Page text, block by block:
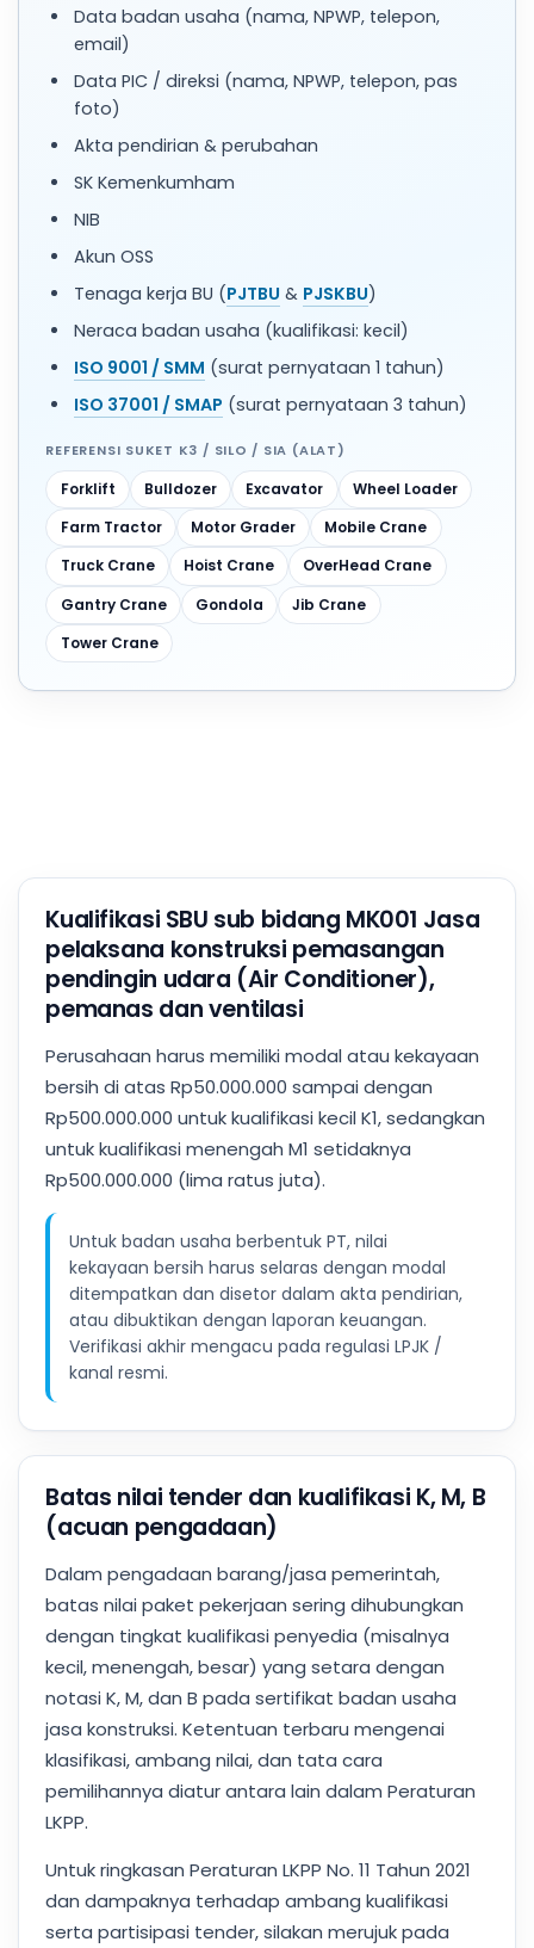
Data badan usaha (nama, NPWP, telepon,
email)
Data PIC / direksi (nama, NPWP, telepon, pas
foto)
Akta pendirian & perubahan
SK Kemenkumham
NIB
Akun OSS
Tenaga kerja BU (PJTBU & PJSKBU)
Neraca badan usaha (kualifikasi: kecil)
ISO 9001 / SMM (surat pernyataan 1 tahun)
ISO 37001 / SMAP (surat pernyataan 3 tahun)
REFERENSI SUKET K3 / SILO / SIA (ALAT)
Forklift Bulldozer Excavator
Wheel Loader
Farm Tractor
Motor Grader
Mobile Crane
Truck Crane
Hoist Crane
OverHead Crane
Gantry Crane
Gondola
Jib Crane
Tower Crane
Kualifikasi SBU sub bidang MK001 Jasa
pelaksana konstruksi pemasangan
pendingin udara (Air Conditioner),
pemanas dan ventilasi
Perusahaan harus memiliki modal atau kekayaan
bersih di atas Rp50.000.000 sampai dengan
Rp500.000.000 untuk kualifikasi kecil K1, sedangkan
untuk kualifikasi menengah M1 setidaknya
Rp500.000.000 (lima ratus juta).
Untuk badan usaha berbentuk PT, nilai
kekayaan bersih harus selaras dengan modal
ditempatkan dan disetor dalam akta pendirian,
atau dibuktikan dengan laporan keuangan.
Verifikasi akhir mengacu pada regulasi LPJK /
kanal resmi.
Batas nilai tender dan kualifikasi K, M, B
(acuan pengadaan)
Dalam pengadaan barang/jasa pemerintah,
batas nilai paket pekerjaan sering dihubungkan
dengan tingkat kualifikasi penyedia (misalnya
kecil, menengah, besar) yang setara dengan
notasi K, M, dan B pada sertifikat badan usaha
jasa konstruksi. Ketentuan terbaru mengenai
klasifikasi, ambang nilai, dan tata cara
pemilihannya diatur antara lain dalam Peraturan
LKPP.
Untuk ringkasan Peraturan LKPP No. 11 Tahun 2021
dan dampaknya terhadap ambang kualifikasi
serta partisipasi tender, silakan merujuk pada